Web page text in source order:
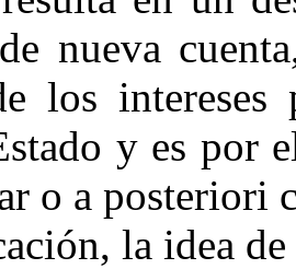
nueva
los intereses
y es por
o a posteriori
la idea